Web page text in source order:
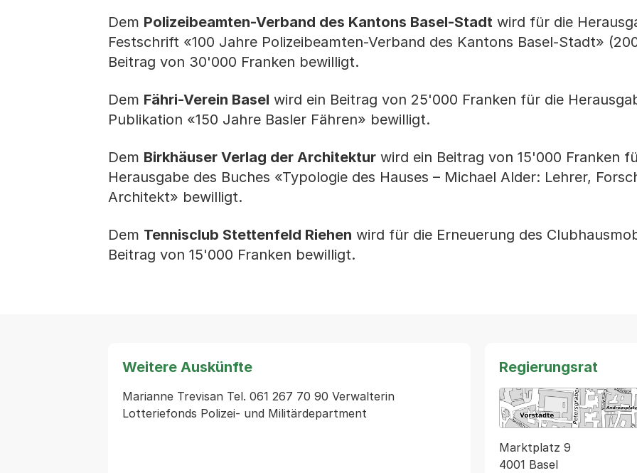
Dem Polizeibeamten-Verband des Kantons Basel-Stadt wird für die
Festschrift «100 Jahre Polizeibeamten-Verband des Kantons Basel-Stadt»
Beitrag von 30'000 Franken bewilligt.
Dem Fähri-Verein Basel wird ein Beitrag von 25'000 Franken für die
Publikation «150 Jahre Basler Fähren» bewilligt.
Dem Birkhäuser Verlag der Architektur wird ein Beitrag von 15'000 Franken
Herausgabe des Buches «Typologie des Hauses – Michael Alder: Lehrer,
Architekt» bewilligt.
Dem Tennisclub Stettenfeld Riehen wird für die Erneuerung des
Beitrag von 15'000 Franken bewilligt.
Weitere Auskünfte
Marianne Trevisan Tel. 061 267 70 90 Verwalterin
Lotteriefonds Polizei- und Militärdepartment
Regierungsrat
Marktplatz 9
4001 Basel